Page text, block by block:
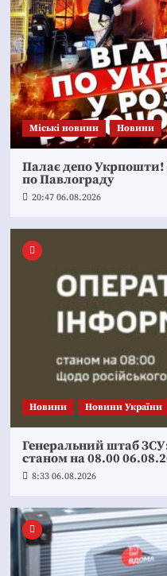
Mіські новини Новини
Палає депо Укрпошти!
по Павлограду
20:47 06.08.2026
Новини Новини України
Генеральний штаб
станом на 08.00
8:33 06.08.2026